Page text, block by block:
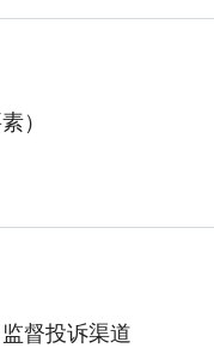
）
督投诉渠道